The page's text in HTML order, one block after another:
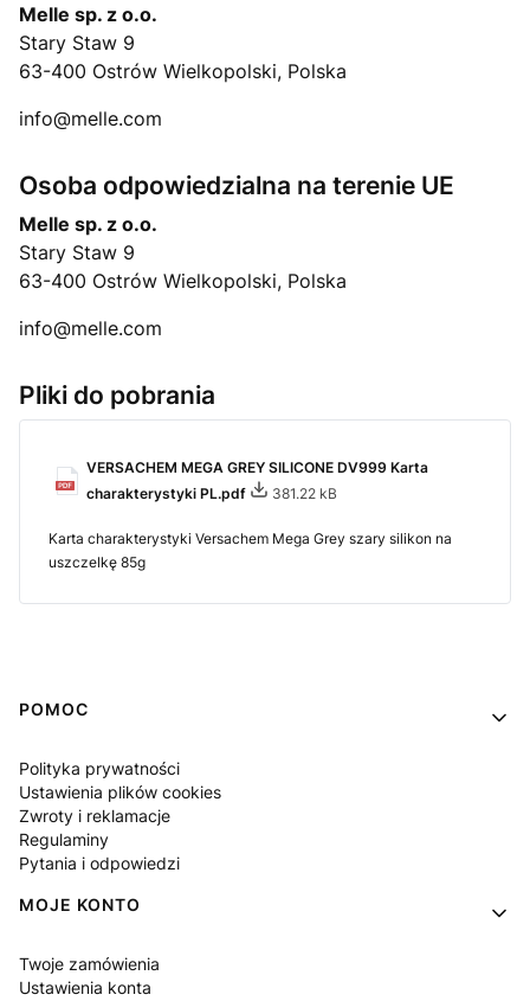
Melle sp. z o.o.
Stary Staw 9
63-400 Ostrów Wielkopolski, Polska
info@melle.com
Osoba odpowiedzialna na terenie UE
Melle sp. z o.o.
Stary Staw 9
63-400 Ostrów Wielkopolski, Polska
info@melle.com
Pliki do pobrania
VERSACHEM MEGA GREY SILICONE DV999 Karta
charakterystyki PL.pdf
381.22 kB
Karta charakterystyki Versachem Mega Grey szary silikon na
uszczelkę 85g
Linki w stopce
POMOC
Polityka prywatności
Ustawienia plików cookies
Zwroty i reklamacje
Regulaminy
Pytania i odpowiedzi
MOJE KONTO
Twoje zamówienia
Ustawienia konta